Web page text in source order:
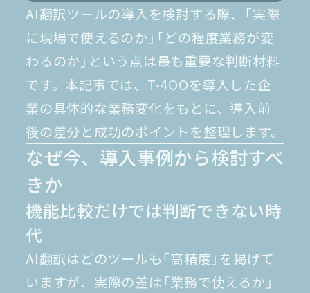
AI翻訳ツールの導入を検討する際、「実際
に現場で使えるのか」「どの程度業務が変
わるのか」という点は最も重要な判断材料
です。本記事では、T-4OOを導入した企
業の具体的な業務変化をもとに、導入前
後の差分と成功のポイントを整理します。
なぜ今、導入事例から検討すべ
きか
機能比較だけでは判断できない時
代
AI翻訳はどのツールも「高精度」を掲げて
いますが、実際の差は「業務で使えるか」